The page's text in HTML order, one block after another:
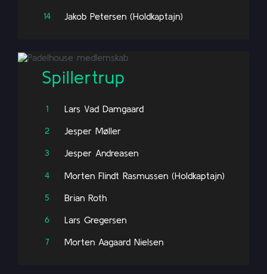
14 Jakob Petersen (Holdkaptajn)
Spillertrup
1 Lars Vad Damgaard
2 Jesper Møller
3 Jesper Andreasen
4 Morten Flindt Rasmussen (Holdkaptajn)
5 Brian Roth
6 Lars Gregersen
7 Morten Aagaard Nielsen